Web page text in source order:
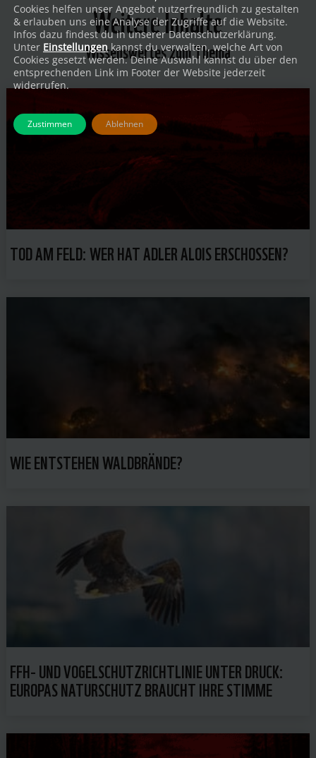
Weitere Inhalte
Wissenswertes zum Thema
TOD AM FELD: WER HAT ADLER ALOIS ERSCHOSSEN?
WIE ENTSTEHEN WALDBRÄNDE?
FFH- UND VOGELSCHUTZRICHTLINIE UNTER DRUCK:
EUROPAS NATURSCHUTZ BRAUCHT IHRE STIMME
Cookies helfen unser Angebot nutzerfreundlich zu gestalten
& erlauben uns eine Analyse der Zugriffe auf die Website.
Infos dazu findest du in unserer Datenschutzerklärung.
Unter Einstellungen kannst du verwalten, welche Art von
Cookies gesetzt werden. Deine Auswahl kannst du über den
entsprechenden Link im Footer der Website jederzeit
widerrufen.
Zustimmen Ablehnen